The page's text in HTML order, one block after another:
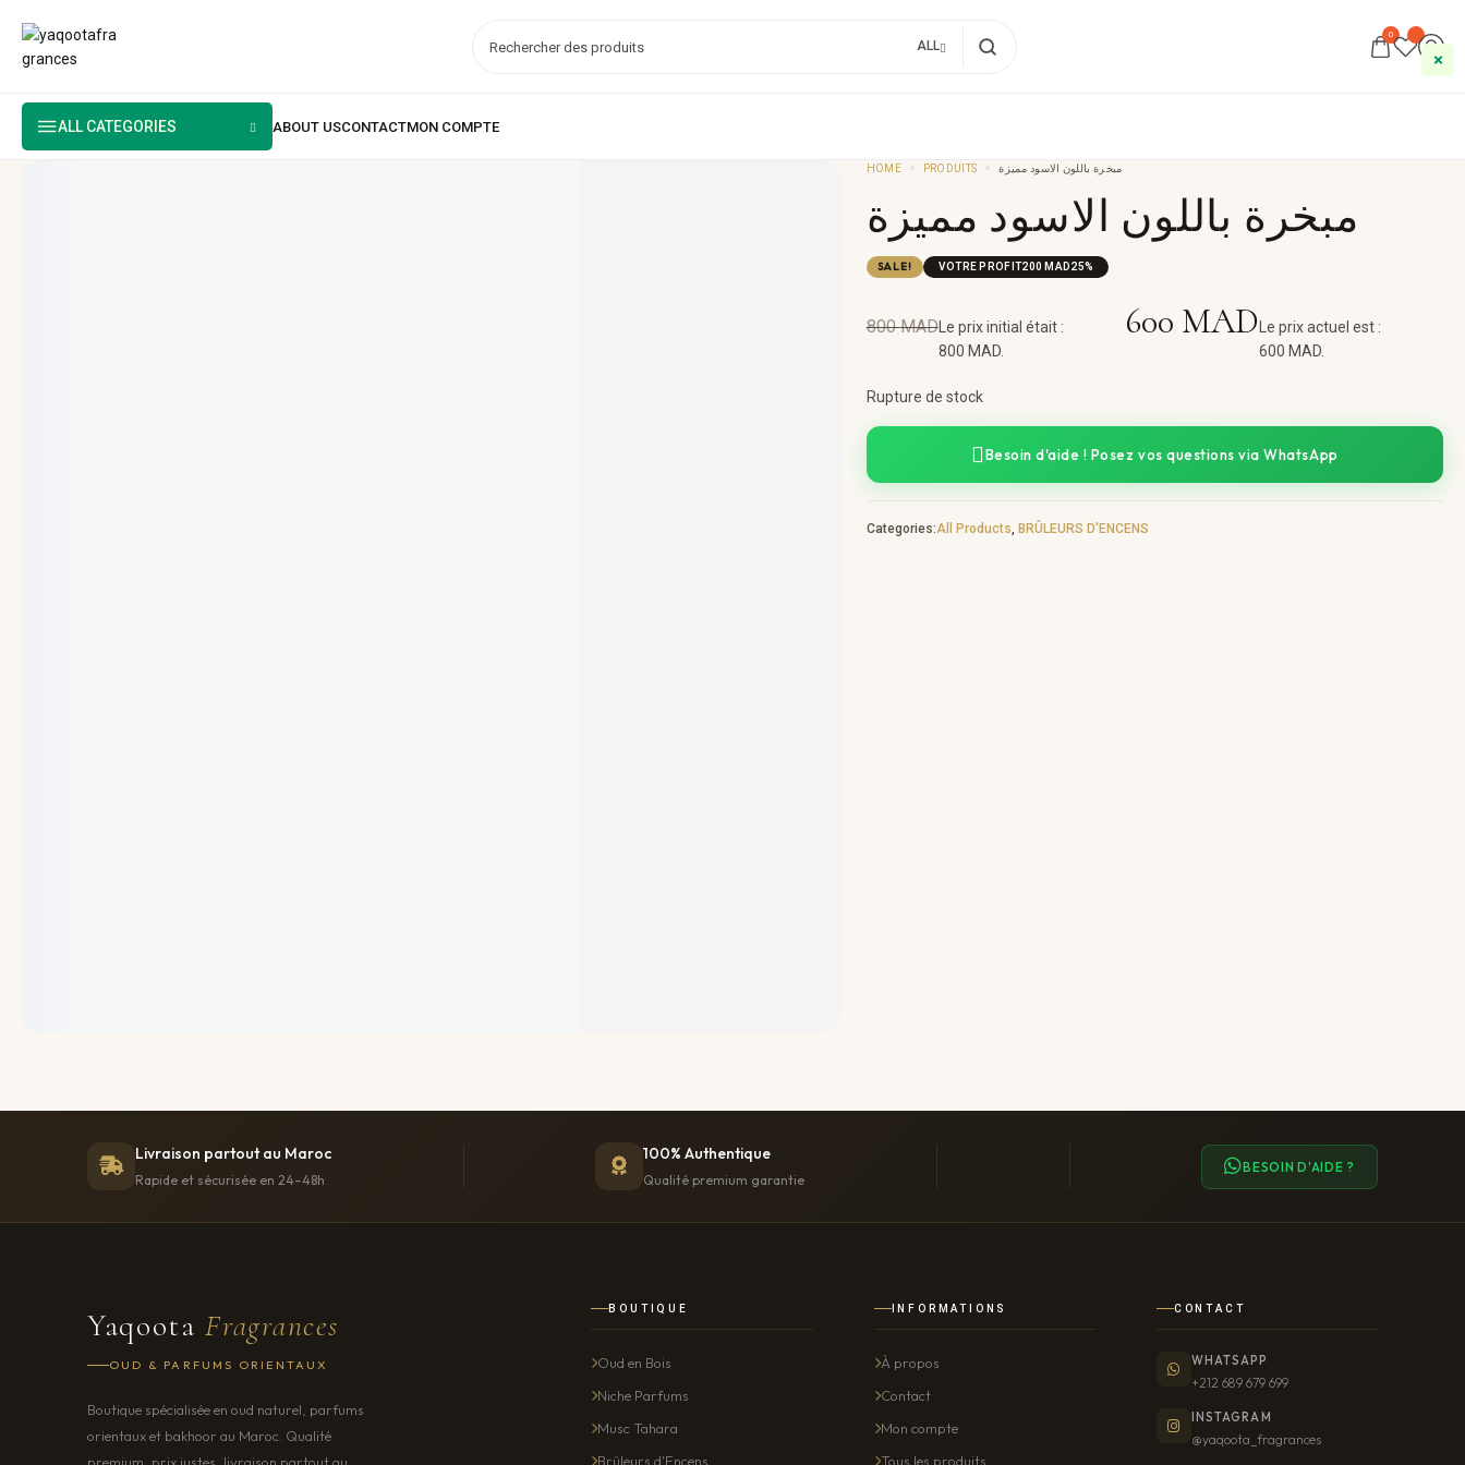
ALL
0
ALL CATEGORIES
HOME PRODUITS مبخرة باللون الاسود مميزة
مبخرة باللون الاسود مميزة
SALE! VOTRE PROFIT200 MAD25%
800MADLe prix initial était :
800 MAD.
600 MAD Le prix actuel est :
600 MAD.
Rupture de stock
Besoin d'aide ! Posez vos questions via WhatsApp
Categories:All Products, BRÛLEURS D'ENCENS
Livraison partout au Maroc
Rapide et sécurisée en 24–48h
100% Authentique
Qualité premium garantie
BESOIN D'AIDE ?
YaqootaFragrances
OUD & PARFUMS ORIENTAUX
Boutique spécialisée en oud naturel, parfums
orientaux et bakhoor au Maroc. Qualité
BOUTIQUE
Oud en Bois
Niche Parfums
Musc Tahara
Brûleurs d'Encens
INFORMATIONS
À propos
Contact
Mon compte
Tous les produits
CONTACT
WHATSAPP
+212 689 679 699
INSTAGRAM
@yaqoota_fragrances